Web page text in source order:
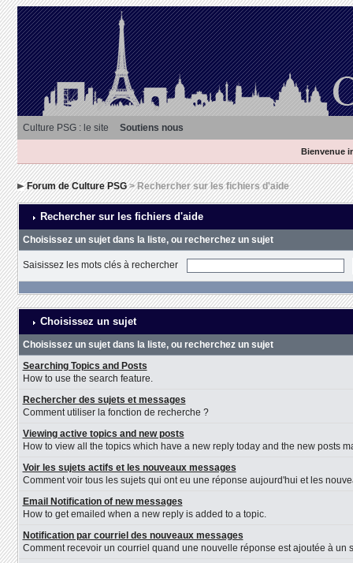
Culture PSG : le site Soutiens nous
Bienvenue
Forum de Culture PSG> Rechercher sur les fichiers d'aide
Rechercher sur les fichiers d'aide
Choisissez un sujet dans la liste, ou recherchez un sujet
Saisissez les mots clés à rechercher
Choisissez un sujet
Choisissez un sujet dans la liste, ou recherchez un sujet
Searching Topics and Posts
How to use the search feature.
Rechercher des sujets et messages
Comment utiliser la fonction de recherche ?
Viewing active topics and new posts
How to view all the topics which have a new reply today and the new posts
Voir les sujets actifs et les nouveaux messages
Comment voir tous les sujets qui ont eu une réponse aujourd'hui et les
Email Notification of new messages
How to get emailed when a new reply is added to a topic.
Notification par courriel des nouveaux messages
Comment recevoir un courriel quand une nouvelle réponse est ajoutée à un